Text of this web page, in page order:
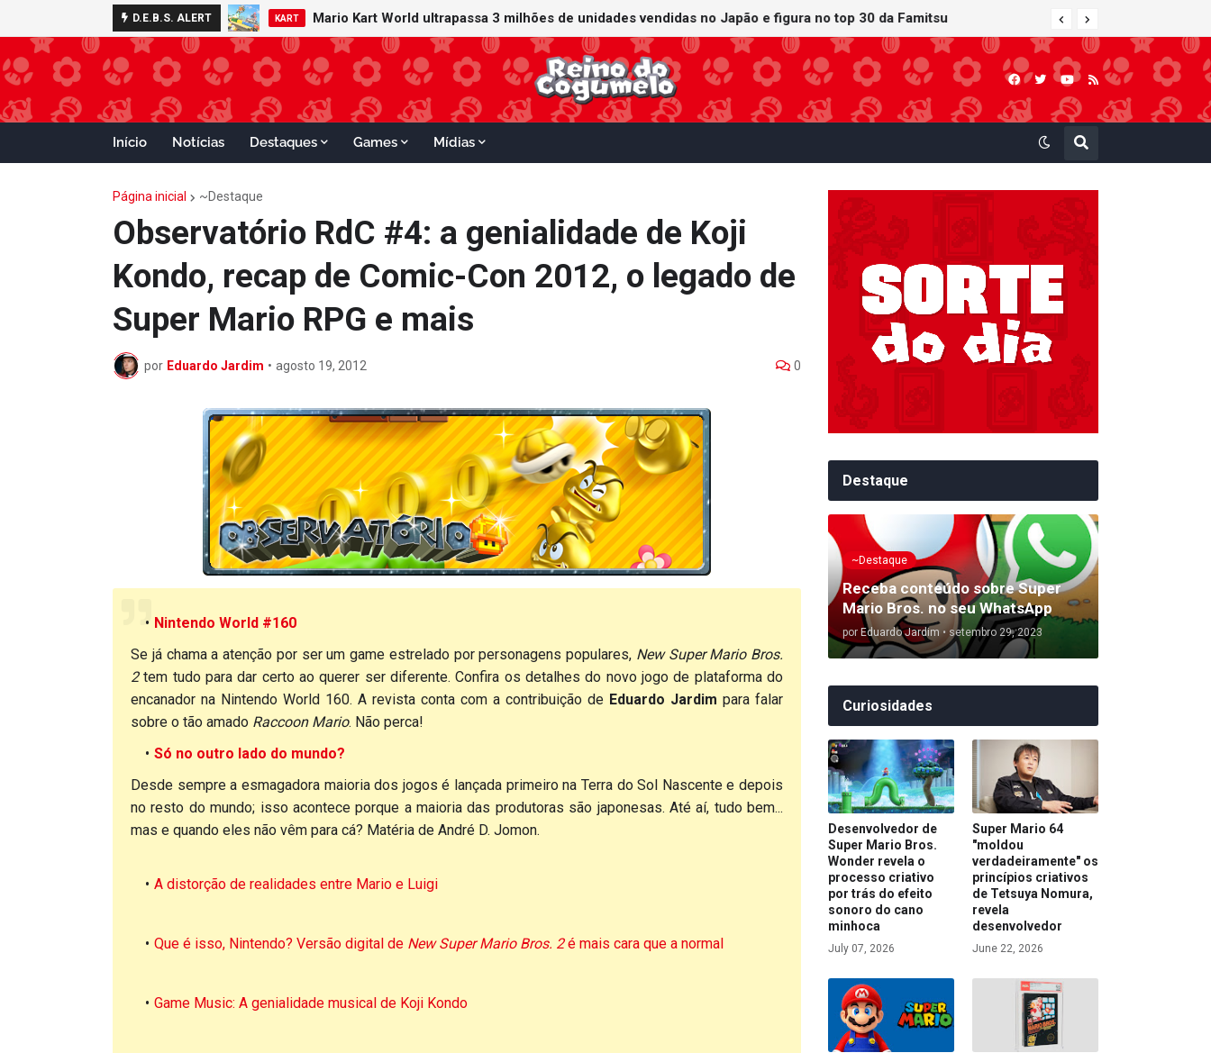
D.E.B.S. ALERT KART Mario Kart World ultrapassa 3 milhões de unidades vendidas no Japão e figura no top 30 da Famitsu
NOTÍCIAS Minecraft ganha data no Nintendo Switch 2; Super Mario Mash-Up receberá atualização gráfica exclusiva
Início Notícias Destaques Games Mídias
Página inicial ~Destaque
Observatório RdC #4: a genialidade de Koji
Kondo, recap de Comic-Con 2012, o legado de
Super Mario RPG e mais
por Eduardo Jardim • agosto 19, 2012 0
Nintendo World #160
Se já chama a atenção por ser um game estrelado por personagens populares, New Super Mario Bros.
2tem tudo para dar certo ao querer ser diferente. Confira os detalhes do novo jogo de plataforma do
encanador na Nintendo World 160. A revista conta com a contribuição de Eduardo Jardim para falar
sobre o tão amado Raccoon Mario. Não perca!
Só no outro lado do mundo?
Desde sempre a esmagadora maioria dos jogos é lançada primeiro na Terra do Sol Nascente e depois
no resto do mundo; isso acontece porque a maioria das produtoras são japonesas. Até aí, tudo bem...
mas e quando eles não vêm para cá? Matéria de André D. Jomon.
A distorção de realidades entre Mario e Luigi
Que é isso, Nintendo? Versão digital de New Super Mario Bros. 2é mais cara que a normal
Game Music: A genialidade musical de Koji Kondo
Destaque
~Destaque
Receba conteúdo sobre Super
Mario Bros. no seu WhatsApp
por Eduardo Jardim • setembro 29, 2023
Curiosidades
Desenvolvedor de
Super Mario Bros.
Wonder revela o
processo criativo
por trás do efeito
sonoro do cano
minhoca
July 07, 2026
Super Mario 64
"moldou
verdadeiramente" os
princípios criativos
de Tetsuya Nomura,
revela
desenvolvedor
June 22, 2026